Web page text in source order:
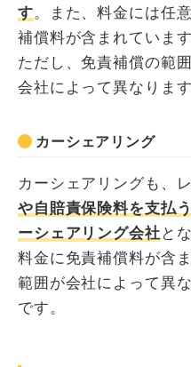
す。また、料金には任
補償料が含まれています
ただし、免責補償の範
会社によって異なります
カーシェアリング
カーシェアリングも、
や自賠責保険料を支払
ーシェアリング会社 と
料金に免責補償料が含
範囲が会社によって異
です。